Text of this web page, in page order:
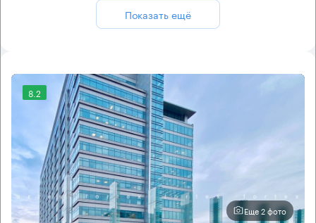
Показать ещё
8.2
Еще 2 фото